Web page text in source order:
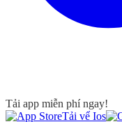
Tải app miễn phí ngay!
Tải vể Ios